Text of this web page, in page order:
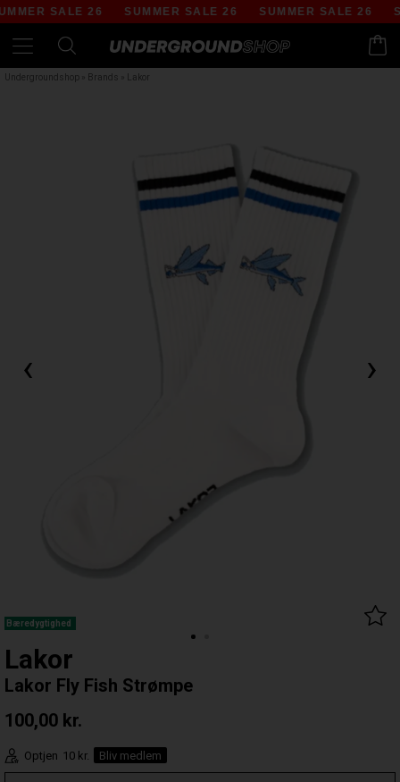
SALE 26 SUMMER SALE 26 SUMMER SALE 26
Undergroundshop Brands Lakor
Bæredygtighed
‹ ›
Lakor
Lakor Fly Fish Strømpe
100,00 kr.
Optjen 10 kr. Bliv medlem